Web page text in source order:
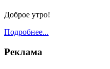
Доброе утро!
Подробнее...
Реклама